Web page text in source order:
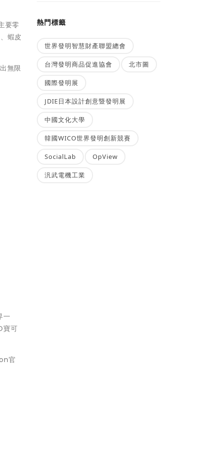
要零
蝦皮
無限
一
寶可
官
熱門標籤
世界發明智慧財產聯盟總會
台灣發明商品促進協會 北市圖
國際發明展
JDIE日本設計創意暨發明展
中國文化大學
韓國WICO世界發明創新競賽
SocialLab OpView
汎武電機工業